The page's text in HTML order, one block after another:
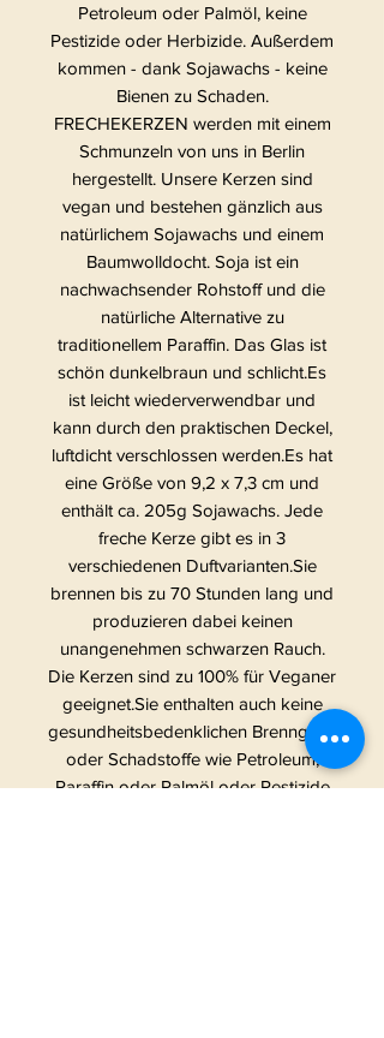
Petroleum oder Palmöl, keine
Pestizide oder Herbizide. Außerdem
kommen - dank Sojawachs - keine
Bienen zu Schaden.
FRECHEKERZEN werden mit einem
Schmunzeln von uns in Berlin
hergestellt. Unsere Kerzen sind
vegan und bestehen gänzlich aus
natürlichem Sojawachs und einem
Baumwolldocht. Soja ist ein
nachwachsender Rohstoff und die
natürliche Alternative zu
traditionellem Paraffin. Das Glas ist
schön dunkelbraun und schlicht.Es
ist leicht wiederverwendbar und
kann durch den praktischen Deckel,
luftdicht verschlossen werden.Es hat
eine Größe von 9,2 x 7,3 cm und
enthält ca. 205g Sojawachs. Jede
freche Kerze gibt es in 3
verschiedenen Duftvarianten.Sie
brennen bis zu 70 Stunden lang und
produzieren dabei keinen
unangenehmen schwarzen Rauch.
Die Kerzen sind zu 100% für Veganer
geeignet.Sie enthalten auch keine
gesundheitsbedenklichen Brenngase
oder Schadstoffe wie Petroleum,
Paraffin oder Palmöl oder Pestizide